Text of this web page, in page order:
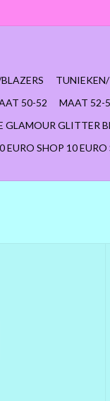
50-52 MAAT 52-
GLAMOUR GLITTER
EURO SHOP 10